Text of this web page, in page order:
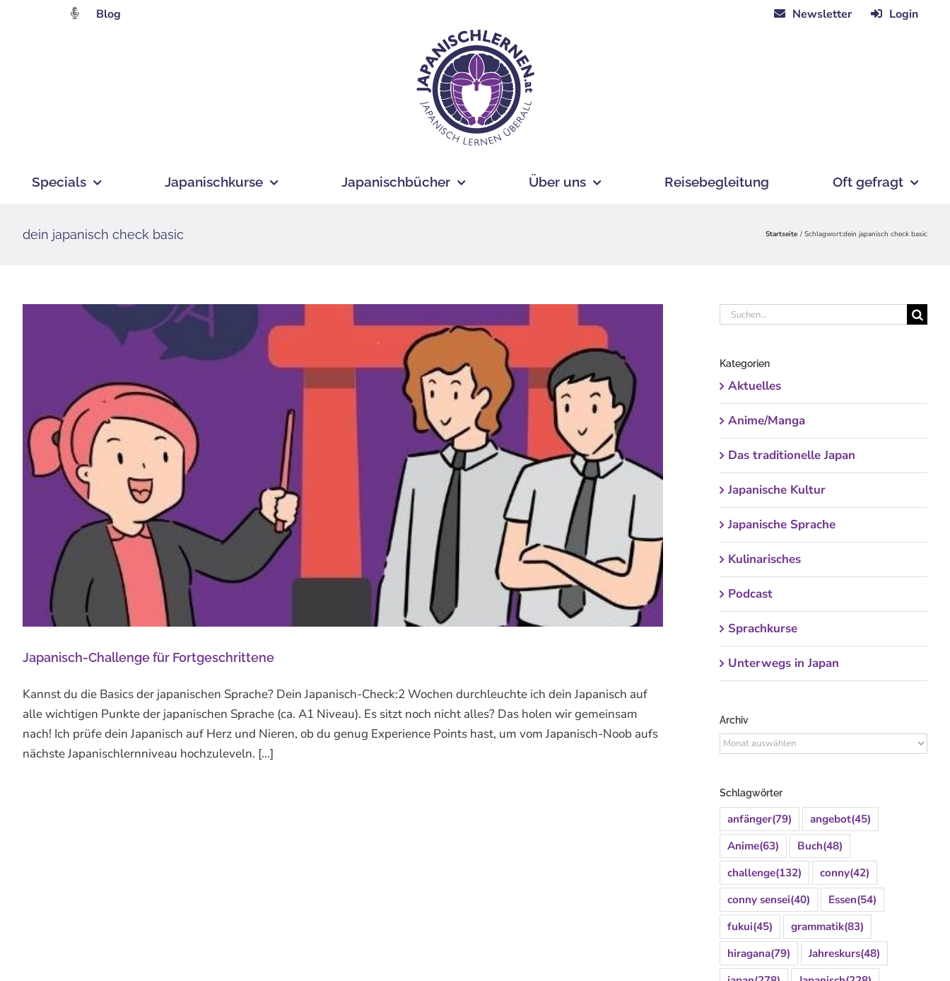
Blog Newsletter Login
Specials Japanischkurse Japanischbücher Über uns Reisebegleitung Oft gefragt
dein japanisch check basic Startseite Schlagwort:dein japanisch check basic
Japanisch-Challenge für Fortgeschrittene
Kannst du die Basics der japanischen Sprache? Dein Japanisch-Check:2 Wochen durchleuchte ich dein Japanisch auf
alle wichtigen Punkte der japanischen Sprache (ca. A1 Niveau). Es sitzt noch nicht alles? Das holen wir gemeinsam
nach! Ich prüfe dein Japanisch auf Herz und Nieren, ob du genug Experience Points hast, um vom Japanisch-Noob aufs
nächste Japanischlernniveau hochzuleveln. [...]
Suche
Kategorien
Aktuelles
Anime/Manga
Das traditionelle Japan
Japanische Kultur
Japanische Sprache
Kulinarisches
Podcast
Sprachkurse
Unterwegs in Japan
Archiv
Archiv
Schlagwörter
anfänger(79) angebot(45)
Anime(63) Buch(48)
challenge(132) conny(42)
conny sensei(40) Essen(54)
fukui(45) grammatik(83)
hiragana(79) Jahreskurs(48)